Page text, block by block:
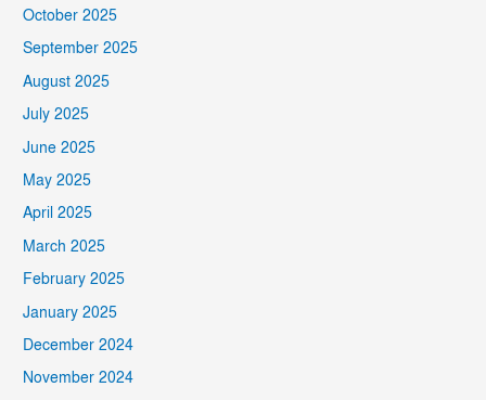
October 2025
September 2025
August 2025
July 2025
June 2025
May 2025
April 2025
March 2025
February 2025
January 2025
December 2024
November 2024